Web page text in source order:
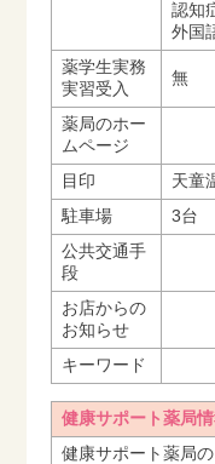
認知
外国
薬学生実務
実習受入
無
薬局のホー
ムページ
目印
天童
駐車場
3台
公共交通手
段
お店からの
お知らせ
キーワード
健康サポート薬局
健康サポート薬局の